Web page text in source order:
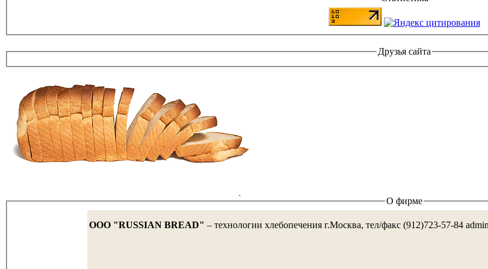
Друзья сайта
О фирме
OOO "RUSSIAN BREAD" – технологии хлебопечения г.Москва, тел/факс (912)723-57-84